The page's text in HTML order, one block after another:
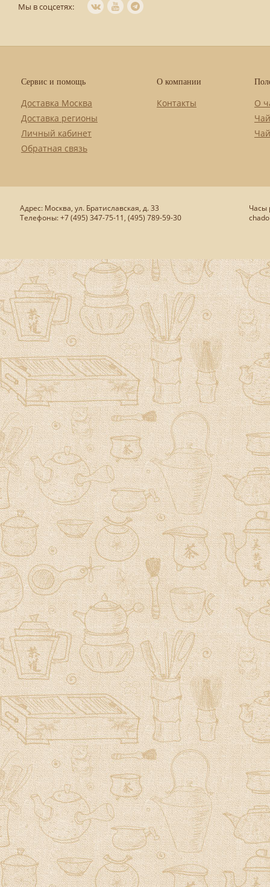
Мы в соцсетях:
Сервис и помощь
Доставка Москва
Доставка регионы
Личный кабинет
Обратная связь
О компании
Контакты
О
Адрес: Москва, ул. Братиславская, д. 33
Телефоны: +7 (495) 347-75-11, (495) 789-59-30
Часы